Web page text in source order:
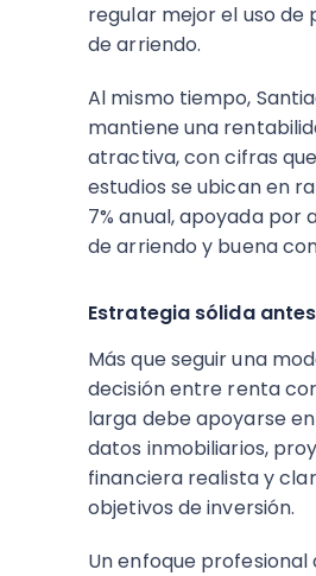
regular mejor el uso de
de arriendo.​
Al mismo tiempo,
mantiene una
atractiva, con cifras
estudios se ubican en
7% anual, apoyada por
de arriendo y buena
Estrategia sólida
Más que seguir una
decisión entre renta
larga debe apoyarse
datos inmobiliarios,
financiera realista y
objetivos de inversión.
Un enfoque profesional